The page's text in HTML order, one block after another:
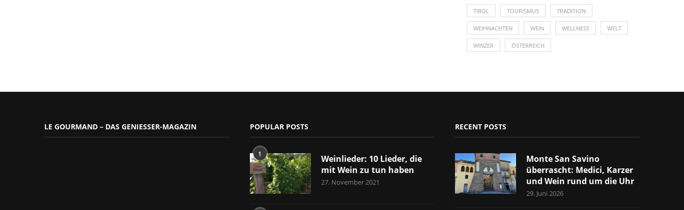
TIROL TOURISMUS TRADITION
WEIHNACHTEN WEIN WELLNESS WELT
WINZER ÖSTERREICH
LE GOURMAND – DAS GENIESSER-MAGAZIN POPULAR POSTS
1
Weinlieder: 10 Lieder, die
mit Wein zu tun haben
27. November 2021
RECENT POSTS
Monte San Savino
überrascht: Medici, Karzer
und Wein rund um die Uhr
29. Juni 2026